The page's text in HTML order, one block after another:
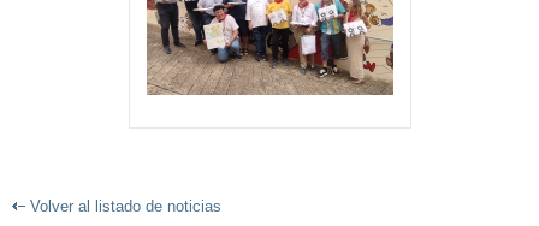
Volver al listado de noticias